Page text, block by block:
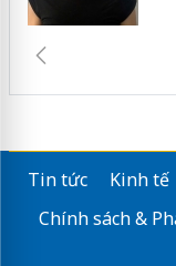
Tin tức Kinh tế
Chính sách &